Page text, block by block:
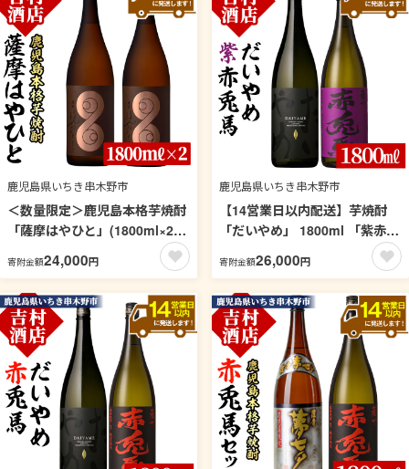
鹿児島県いちき串木野市
＜数量限定＞鹿児島本格芋焼酎
「薩摩はやひと」(1800ml×2
本)！国産 九州産 鹿児島 酒 焼
酎 芋焼酎 人気 セット 1.8L 一
升瓶【吉村酒店】【00-003-
24】
寄附金額24,000円
鹿児島県いちき串木野市
【14営業日以内配送】芋焼酎
「だいやめ」 1800ml 「紫赤兎
馬」 1800ml 各1本 一升瓶 2本
セット 鹿児島 本格芋焼酎 だい
やめハイボール 焼酎ハイボー
ル フルーティー ライチ ダイヤ
メ DAIYAME 水割り ロック 紫
の赤兎馬 赤兎馬紫 濵田酒造
【吉村酒店】【99-003-23】
寄附金額26,000円